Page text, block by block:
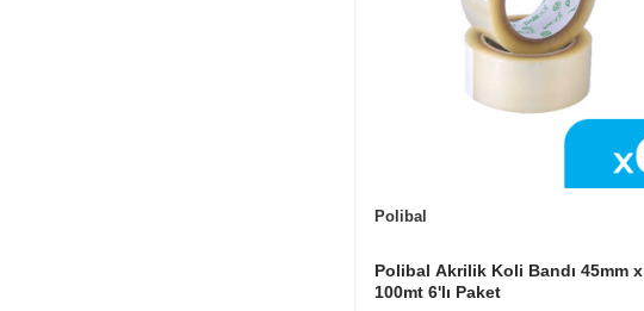
Polibal
Polibal Akrilik Koli Bandı 45mm x
100mt 6'lı Paket